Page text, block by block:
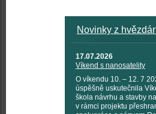
Novinky z
17.07.2026
Víkend s nanosatelity
O víkendu 10. – 12. 7
úspěšně uskutečnila
škola návrhu a stavby
v rámci projektu